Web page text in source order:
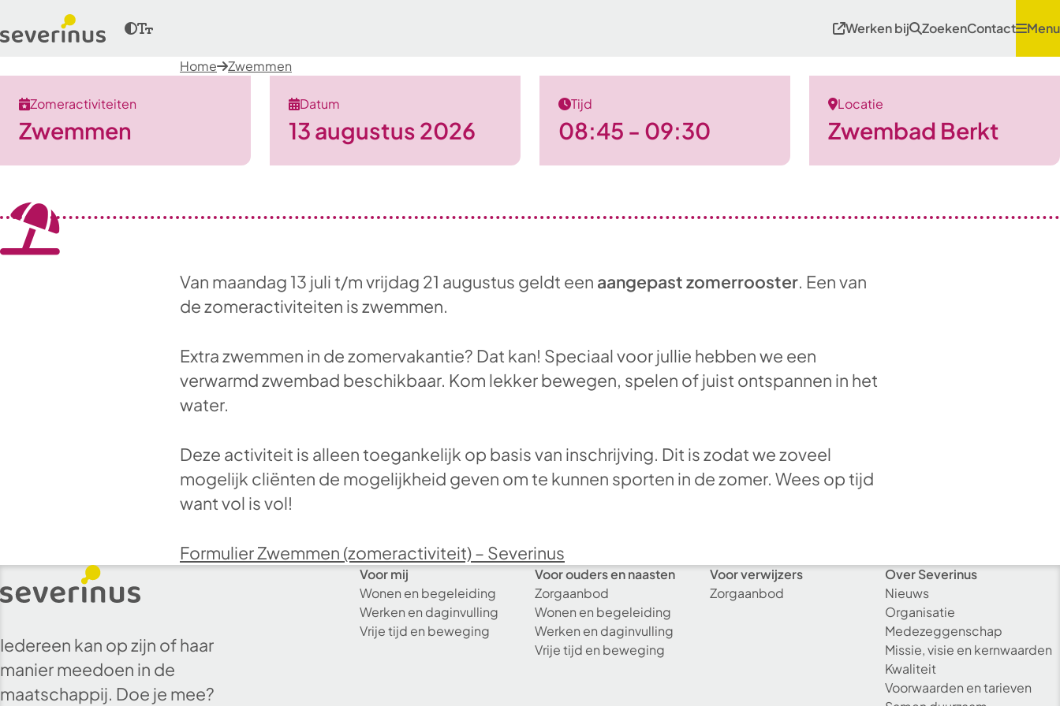
Werken bij ZoekenContact Menu
Home Zwemmen
Zomeractiviteiten
Zwemmen
Datum
13 augustus 2026
Tijd
08:45 - 09:30
Locatie
Zwembad Berkt
Van maandag 13 juli t/m vrijdag 21 augustus geldt een aangepast zomerrooster. Een van
de zomeractiviteiten is zwemmen.
Extra zwemmen in de zomervakantie? Dat kan! Speciaal voor jullie hebben we een
verwarmd zwembad beschikbaar. Kom lekker bewegen, spelen of juist ontspannen in het
water.
Deze activiteit is alleen toegankelijk op basis van inschrijving. Dit is zodat we zoveel
mogelijk cliënten de mogelijkheid geven om te kunnen sporten in de zomer. Wees op tijd
want vol is vol!
Formulier Zwemmen (zomeractiviteit) – Severinus
Iedereen kan op zijn of haar
manier meedoen in de
maatschappij. Doe je mee?
Voor mij
Wonen en begeleiding
Werken en daginvulling
Vrije tijd en beweging
Voor ouders en naasten
Zorgaanbod
Wonen en begeleiding
Werken en daginvulling
Vrije tijd en beweging
Voor verwijzers
Zorgaanbod
Over Severinus
Nieuws
Organisatie
Medezeggenschap
Missie, visie en kernwaarden
Kwaliteit
Voorwaarden en tarieven